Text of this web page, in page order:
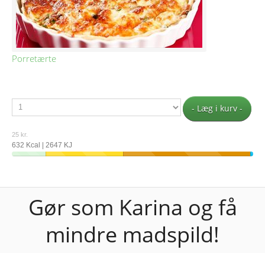
Porretærte
- Læg i kurv -
25 kr.
632 Kcal | 2647 KJ
Gør som Karina og få
mindre madspild!